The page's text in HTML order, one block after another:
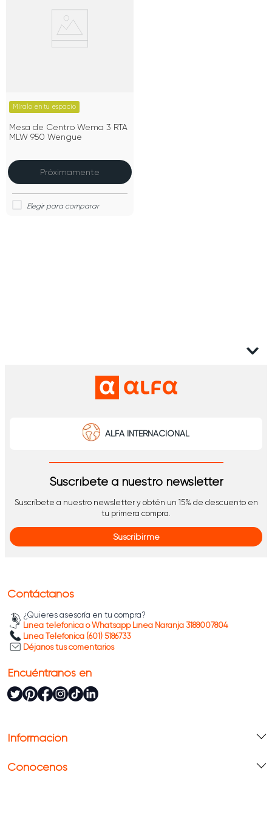
Míralo en tu espacio
Mesa de Centro Wema 3 RTA
MLW 950 Wengue
Próximamente
ALFA INTERNACIONAL
Suscríbete a nuestro newsletter
Suscríbete a nuestro newsletter y obtén un 15% de descuento en
tu primera compra.
Suscribirme
Información
Conócenos
Contáctanos
¿Quieres asesoría en tu compra?
Línea telefónica o Whatsapp Línea Naranja 3188007804
Línea Telefónica (601) 5186733
Déjanos tus comentarios
Encuéntranos en